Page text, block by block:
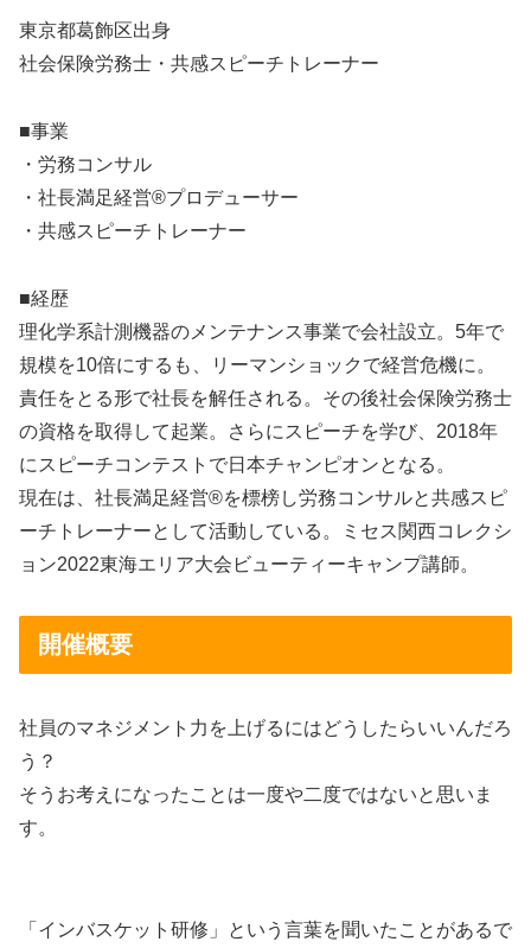
東京都葛飾区出身
社会保険労務士・共感スピーチトレーナー
■事業
・労務コンサル
・社長満足経営®プロデューサー
・共感スピーチトレーナー
■経歴
理化学系計測機器のメンテナンス事業で会社設立。5年で
規模を10倍にするも、リーマンショックで経営危機に。
責任をとる形で社長を解任される。その後社会保険労務士
の資格を取得して起業。さらにスピーチを学び、2018年
にスピーチコンテストで日本チャンピオンとなる。
現在は、社長満足経営®を標榜し労務コンサルと共感スピ
ーチトレーナーとして活動している。ミセス関西コレクシ
ョン2022東海エリア大会ビューティーキャンプ講師。
開催概要
社員のマネジメント力を上げるにはどうしたらいいんだろ
う？
そうお考えになったことは一度や二度ではないと思いま
す。
「インバスケット研修」という言葉を聞いたことがあるで